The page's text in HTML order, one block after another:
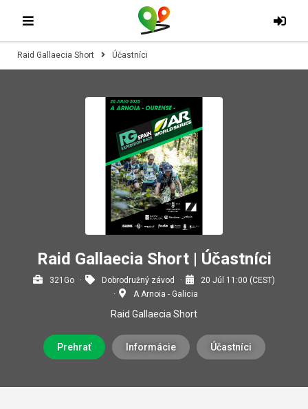
Raid Gallaecia Short Účastníci
Raid Gallaecia Short | Účastníci
321Go Dobrodružný závod
20 Júl 11:00 (CEST)
A Arnoia - Galicia
Raid Gallaecia Short
Prehrať Informácie Účastníci